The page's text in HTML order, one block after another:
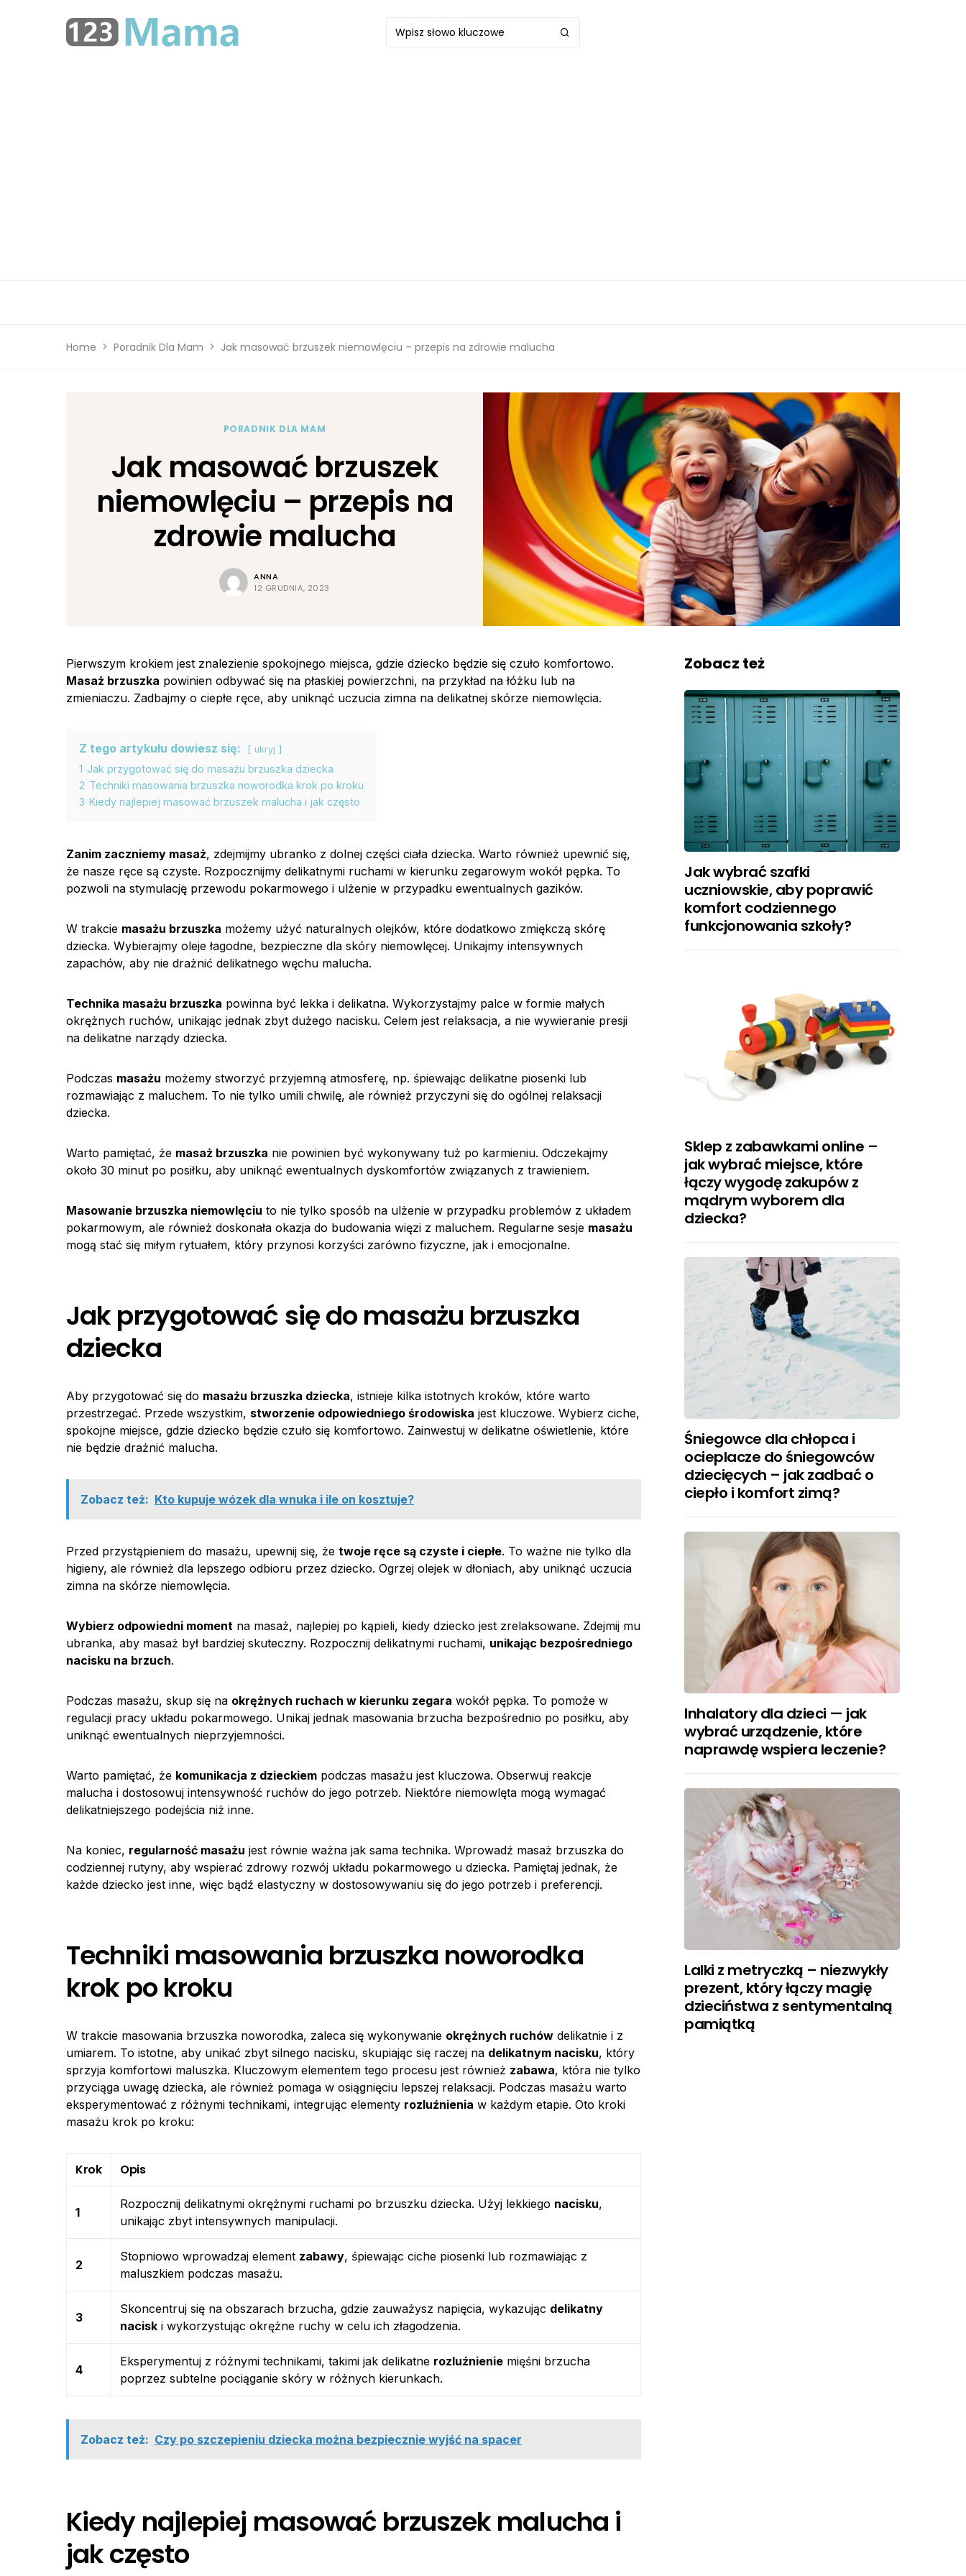
Home Poradnik Dla Mam Jak masować brzuszek niemowlęciu – przepis na zdrowie malucha
PORADNIK DLA MAM
Jak masować brzuszek
niemowlęciu – przepis na
zdrowie malucha
ANNA
12 GRUDNIA, 2023
Pierwszym krokiem jest znalezienie spokojnego miejsca, gdzie dziecko będzie się czuło komfortowo.
Masaż brzuszka powinien odbywać się na płaskiej powierzchni, na przykład na łóżku lub na
zmieniaczu. Zadbajmy o ciepłe ręce, aby uniknąć uczucia zimna na delikatnej skórze niemowlęcia.
Z tego artykułu dowiesz się: ukryj
1 Jak przygotować się do masażu brzuszka dziecka
2 Techniki masowania brzuszka noworodka krok po kroku
3 Kiedy najlepiej masować brzuszek malucha i jak często
Zanim zaczniemy masaż, zdejmijmy ubranko z dolnej części ciała dziecka. Warto również upewnić się,
że nasze ręce są czyste. Rozpocznijmy delikatnymi ruchami w kierunku zegarowym wokół pępka. To
pozwoli na stymulację przewodu pokarmowego i ulżenie w przypadku ewentualnych gazików.
W trakcie masażu brzuszka możemy użyć naturalnych olejków, które dodatkowo zmiękczą skórę
dziecka. Wybierajmy oleje łagodne, bezpieczne dla skóry niemowlęcej. Unikajmy intensywnych
zapachów, aby nie drażnić delikatnego węchu malucha.
Technika masażu brzuszka powinna być lekka i delikatna. Wykorzystajmy palce w formie małych
okrężnych ruchów, unikając jednak zbyt dużego nacisku. Celem jest relaksacja, a nie wywieranie presji
na delikatne narządy dziecka.
Podczas masażu możemy stworzyć przyjemną atmosferę, np. śpiewając delikatne piosenki lub
rozmawiając z maluchem. To nie tylko umili chwilę, ale również przyczyni się do ogólnej relaksacji
dziecka.
Warto pamiętać, że masaż brzuszka nie powinien być wykonywany tuż po karmieniu. Odczekajmy
około 30 minut po posiłku, aby uniknąć ewentualnych dyskomfortów związanych z trawieniem.
Masowanie brzuszka niemowlęciu to nie tylko sposób na ulżenie w przypadku problemów z układem
pokarmowym, ale również doskonała okazja do budowania więzi z maluchem. Regularne sesje masażu
mogą stać się miłym rytuałem, który przynosi korzyści zarówno fizyczne, jak i emocjonalne.
Jak przygotować się do masażu brzuszka
dziecka
Aby przygotować się do masażu brzuszka dziecka, istnieje kilka istotnych kroków, które warto
przestrzegać. Przede wszystkim, stworzenie odpowiedniego środowiska jest kluczowe. Wybierz ciche,
spokojne miejsce, gdzie dziecko będzie czuło się komfortowo. Zainwestuj w delikatne oświetlenie, które
nie będzie drażnić malucha.
Zobacz też: Kto kupuje wózek dla wnuka i ile on kosztuje?
Przed przystąpieniem do masażu, upewnij się, że twoje ręce są czyste i ciepłe. To ważne nie tylko dla
higieny, ale również dla lepszego odbioru przez dziecko. Ogrzej olejek w dłoniach, aby uniknąć uczucia
zimna na skórze niemowlęcia.
Wybierz odpowiedni moment na masaż, najlepiej po kąpieli, kiedy dziecko jest zrelaksowane. Zdejmij mu
ubranka, aby masaż był bardziej skuteczny. Rozpocznij delikatnymi ruchami, unikając bezpośredniego
nacisku na brzuch.
Podczas masażu, skup się na okrężnych ruchach w kierunku zegara wokół pępka. To pomoże w
regulacji pracy układu pokarmowego. Unikaj jednak masowania brzucha bezpośrednio po posiłku, aby
uniknąć ewentualnych nieprzyjemności.
Warto pamiętać, że komunikacja z dzieckiem podczas masażu jest kluczowa. Obserwuj reakcje
malucha i dostosowuj intensywność ruchów do jego potrzeb. Niektóre niemowlęta mogą wymagać
delikatniejszego podejścia niż inne.
Na koniec, regularność masażu jest równie ważna jak sama technika. Wprowadź masaż brzuszka do
codziennej rutyny, aby wspierać zdrowy rozwój układu pokarmowego u dziecka. Pamiętaj jednak, że
każde dziecko jest inne, więc bądź elastyczny w dostosowywaniu się do jego potrzeb i preferencji.
Techniki masowania brzuszka noworodka
krok po kroku
W trakcie masowania brzuszka noworodka, zaleca się wykonywanie okrężnych ruchów delikatnie i z
umiarem. To istotne, aby unikać zbyt silnego nacisku, skupiając się raczej na delikatnym nacisku, który
sprzyja komfortowi maluszka. Kluczowym elementem tego procesu jest również zabawa, która nie tylko
przyciąga uwagę dziecka, ale również pomaga w osiągnięciu lepszej relaksacji. Podczas masażu warto
eksperymentować z różnymi technikami, integrując elementy rozluźnienia w każdym etapie. Oto kroki
masażu krok po kroku:
Krok Opis
1
Rozpocznij delikatnymi okrężnymi ruchami po brzuszku dziecka. Użyj lekkiego nacisku,
unikając zbyt intensywnych manipulacji.
2
Stopniowo wprowadzaj element zabawy, śpiewając ciche piosenki lub rozmawiając z
maluszkiem podczas masażu.
3
Skoncentruj się na obszarach brzucha, gdzie zauważysz napięcia, wykazując delikatny
nacisk i wykorzystując okrężne ruchy w celu ich złagodzenia.
4
Eksperymentuj z różnymi technikami, takimi jak delikatne rozluźnienie mięśni brzucha
poprzez subtelne pociąganie skóry w różnych kierunkach.
Zobacz też: Czy po szczepieniu dziecka można bezpiecznie wyjść na spacer
Kiedy najlepiej masować brzuszek malucha i
jak często
Zobacz też
Jak wybrać szafki
uczniowskie, aby poprawić
komfort codziennego
funkcjonowania szkoły?
Sklep z zabawkami online –
jak wybrać miejsce, które
łączy wygodę zakupów z
mądrym wyborem dla
dziecka?
Śniegowce dla chłopca i
ocieplacze do śniegowców
dziecięcych – jak zadbać o
ciepło i komfort zimą?
Inhalatory dla dzieci — jak
wybrać urządzenie, które
naprawdę wspiera leczenie?
Lalki z metryczką – niezwykły
prezent, który łączy magię
dzieciństwa z sentymentalną
pamiątką